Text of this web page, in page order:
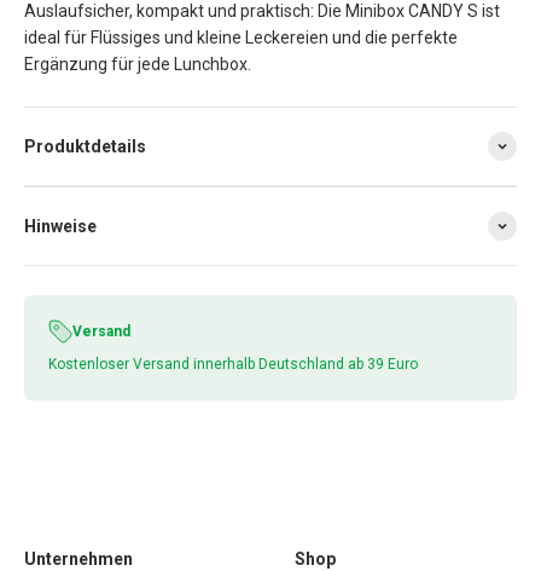
Auslaufsicher, kompakt und praktisch: Die Minibox CANDY S ist
ideal für Flüssiges und kleine Leckereien und die perfekte
Ergänzung für jede Lunchbox.
Produktdetails
Hinweise
Versand
Kostenloser Versand innerhalb Deutschland ab 39 Euro
Unternehmen Shop